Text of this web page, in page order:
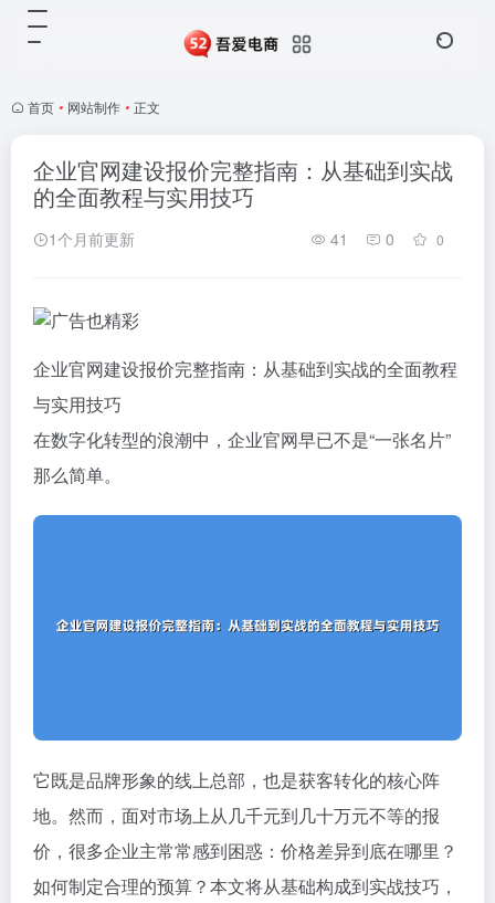
首页 • 网站制作 • 正文
企业官网建设报价完整指南：从基础到实战
的全面教程与实用技巧
1个月前更新 41 0 0
企业官网建设报价完整指南：从基础到实战的全面教程
与实用技巧
在数字化转型的浪潮中，企业官网早已不是“一张名片”
那么简单。
它既是品牌形象的线上总部，也是获客转化的核心阵
地。然而，面对市场上从几千元到几十万元不等的报
价，很多企业主常常感到困惑：价格差异到底在哪里？
如何制定合理的预算？本文将从基础构成到实战技巧，